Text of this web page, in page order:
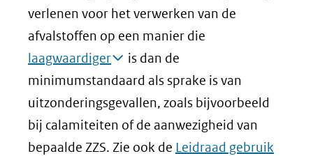
verlenen voor het verwerken van de
afvalstoffen op een manier die
laagwaardiger
is dan de
minimumstandaard als sprake is van
uitzonderingsgevallen, zoals bijvoorbeeld
bij calamiteiten of de aanwezigheid van
bepaalde ZZS. Zie ook de Leidraad gebruik